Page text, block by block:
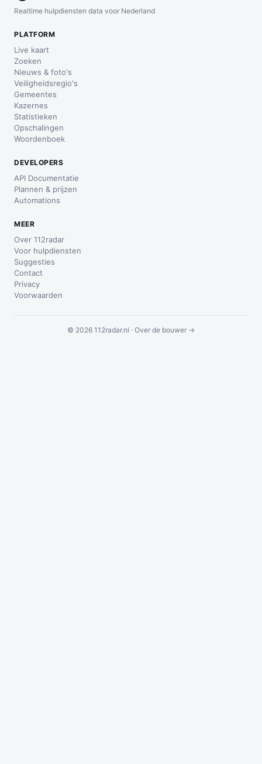
Realtime hulpdiensten data voor Nederland
PLATFORM
Live kaart
Zoeken
Nieuws & foto's
Veiligheidsregio's
Gemeentes
Kazernes
Statistieken
Opschalingen
Woordenboek
DEVELOPERS
API Documentatie
Plannen & prijzen
Automations
MEER
Over 112radar
Voor hulpdiensten
Suggesties
Contact
Privacy
Voorwaarden
© 2026 112radar.nl · Over de bouwer →